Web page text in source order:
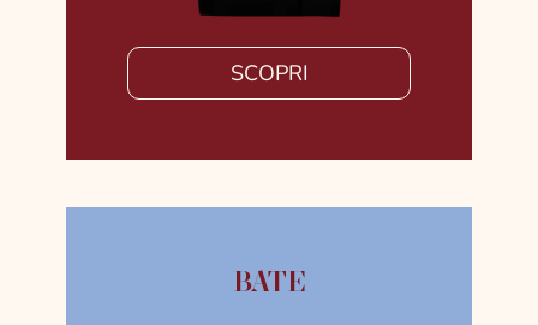
SCOPRI
BATE